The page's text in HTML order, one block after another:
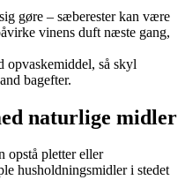
gøre – sæberester kan være
vinens duft næste gang,
så skyl
bagefter.
naturlige midler
opstå pletter eller
husholdningsmidler i stedet